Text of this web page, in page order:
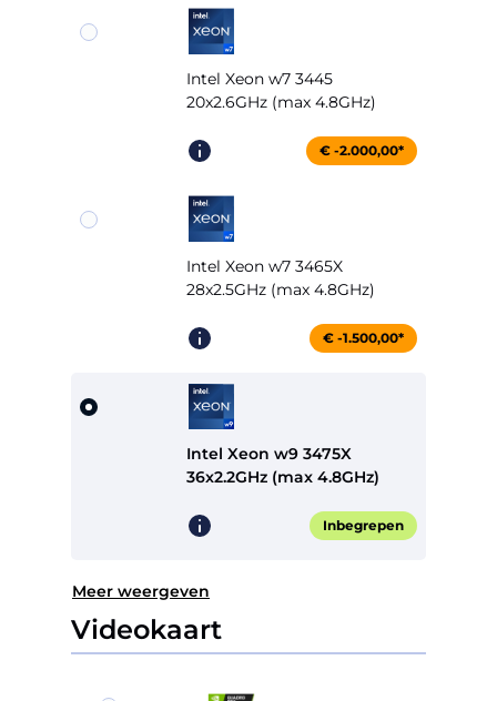
Intel Xeon w7 3445
20x2.6GHz (max 4.8GHz)
€ -2.000,00*
Intel Xeon w7 3465X
28x2.5GHz (max 4.8GHz)
€ -1.500,00*
Intel Xeon w9 3475X
36x2.2GHz (max 4.8GHz)
Inbegrepen
Meer weergeven
Videokaart